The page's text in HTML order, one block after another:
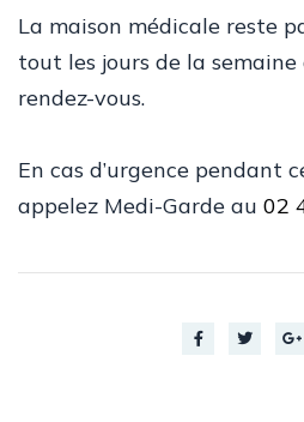
La maison médicale reste
tout les jours de la
rendez-vous.
En cas d’urgence pendant
appelez Medi-Garde au 02